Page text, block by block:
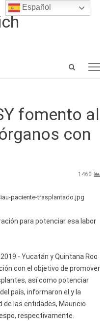
Open
fomento al
con
1460
para potenciar esa labor
Yucatán y Quintana Roo
con el objetivo de promover
así como potenciar
país, informaron el y la
de las entidades, Mauricio
respectivamente.
Español